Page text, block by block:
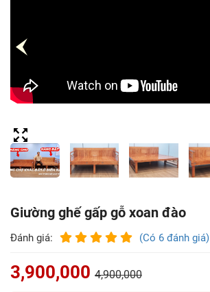
Nhiên
Trang
Điểm
Gỗ
Bàn
Giường ghế gấp gỗ xoan đào
Đánh giá: (Có 6 đánh giá)
3,900,000 4,900,000